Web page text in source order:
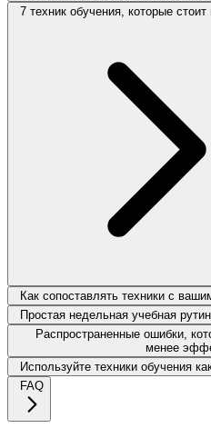
7 техник обучения, которые стоит
Как сопоставлять техники с
Простая недельная учебная
Распространенные ошибки,
менее
Используйте техники обучения
FAQ